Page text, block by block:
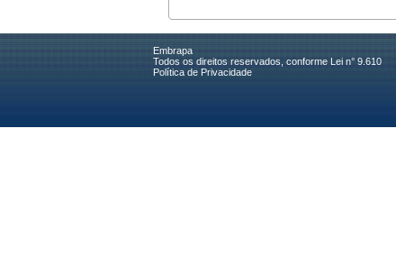
Embrapa
Todos os direitos reservados, conforme Lei n° 9.610
Política de Privacidade